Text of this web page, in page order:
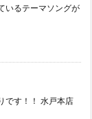
いるテーマソングが
です！！ 水戸本店